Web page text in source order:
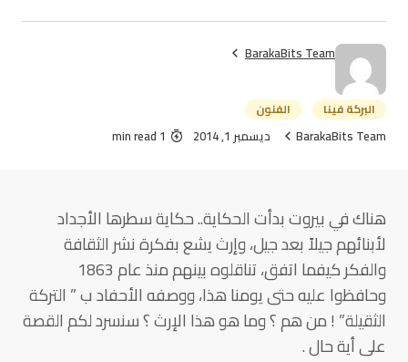
BarakaBits Team
البركة فينا الفنون
BarakaBits Team ديسمبر 1, 2014 1 min read
هناك في بيروت بدأت الحكاية.. حكاية سطرها الأجداد
لأبنائهم جيلاً بعد جيل، وإرث يشع بفكرة نشر الثقافة
والفكر كيفما اتفق، تناقلوه بينهم منذ عام 1863
وحافظوا عليه حتى يومنا هذا، ووصفه الأحفاد ب ” التركة
الثقيلة” ! من هم ؟ وما هو هذا الإرث ؟ سنسرد لكم القصة
على أية حال .